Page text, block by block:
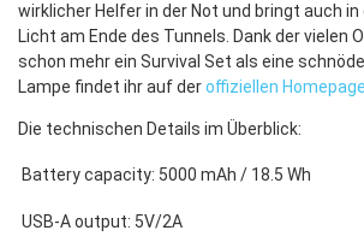
wirklicher Helfer in der Not und bringt auch
Licht am Ende des Tunnels. Dank der vielen
schon mehr ein Survival Set als eine
Lampe findet ihr auf deroffiziellen Homepage
Die technischen Details im Überblick:
Battery capacity: 5000 mAh / 18.5 Wh
USB-A output: 5V/2A